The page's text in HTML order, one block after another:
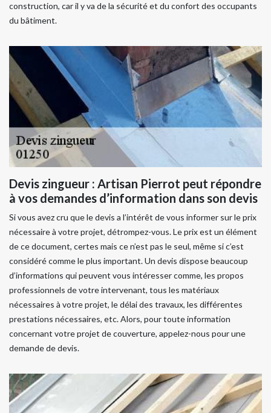
construction, car il y va de la sécurité et du confort des occupants
du bâtiment.
Devis zingueur : Artisan Pierrot peut répondre
à vos demandes d’information dans son devis
Si vous avez cru que le devis a l’intérêt de vous informer sur le prix
nécessaire à votre projet, détrompez-vous. Le prix est un élément
de ce document, certes mais ce n’est pas le seul, même si c’est
considéré comme le plus important. Un devis dispose beaucoup
d’informations qui peuvent vous intéresser comme, les propos
professionnels de votre intervenant, tous les matériaux
nécessaires à votre projet, le délai des travaux, les différentes
prestations nécessaires, etc. Alors, pour toute information
concernant votre projet de couverture, appelez-nous pour une
demande de devis.